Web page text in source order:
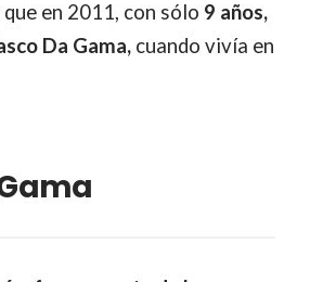
en 2011, con sólo 9 años,
Da Gama, cuando vivía en